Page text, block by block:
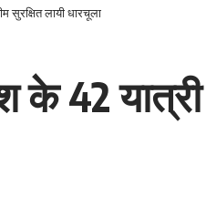
सुरक्षित लायी धारचूला
42 यात्री